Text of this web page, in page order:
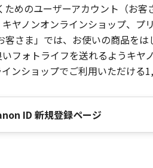
めのユーザーアカウント（お
ヤノンオンラインショップ、
さま」では、お使いの商品を
フォトライフを送れるようキ
ショップでご利用いただける
ID 新規登録ページ